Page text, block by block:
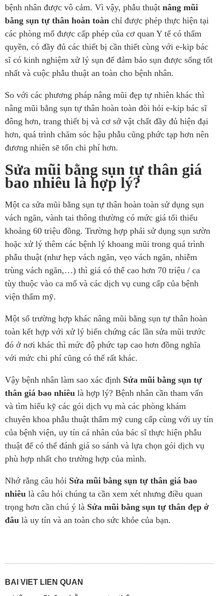
bệnh nhân được vô cảm. Vì vậy, phẫu thuật nâng mũi
bằng sụn tự thân hoàn toàn chỉ được phép thực hiện tại
các phòng mổ được cấp phép của cơ quan Y tế có thẩm
quyền, có đầy đủ các thiết bị cần thiết cùng với e-kip bác
sĩ có kinh nghiệm xử lý sụn để đảm bảo sụn được sống tốt
nhất và cuộc phẫu thuật an toàn cho bệnh nhân.
So với các phương pháp nâng mũi đẹp tự nhiên khác thì
nâng mũi bằng sụn tự thân hoàn toàn đòi hỏi e-kip bác sĩ
đông hơn, trang thiết bị và cơ sở vật chất đầy đủ hiện đại
hơn, quá trình chăm sóc hậu phẫu cũng phức tạp hơn nên
đương nhiên sẽ tốn chi phí hơn.
Sửa mũi bằng sụn tự thân giá
bao nhiêu là hợp lý?
Một ca sửa mũi bằng sụn tự thân hoàn toàn sử dụng sụn
vách ngăn, vành tai thông thường có mức giá tối thiểu
khoảng 60 triệu đồng. Trường hợp phải sử dụng sụn sườn
hoặc xử lý thêm các bệnh lý khoang mũi trong quá trình
phẫu thuật (như hẹp vách ngăn, vẹo vách ngăn, nhiễm
trùng vách ngăn,…) thì giá có thể cao hơn 70 triệu / ca
tùy thuộc vào ca mổ và các dịch vụ cung cấp của bệnh
viện thẩm mỹ.
Một số trường hợp khác nâng mũi bằng sụn tự thân hoàn
toàn kết hợp với xử lý biến chứng các lần sửa mũi trước
đó ở nơi khác thì mức độ phức tạp cao hơn đồng nghĩa
với mức chi phí cũng có thể rất khác.
Vậy bệnh nhân làm sao xác định Sửa mũi bằng sụn tự
thân giá bao nhiêu là hợp lý? Bệnh nhân cần tham vấn
và tìm hiểu kỹ các gói dịch vụ mà các phòng khám
chuyên khoa phẫu thuật thẩm mỹ cung cấp cùng với uy tín
của bệnh viện, uy tín cá nhân của bác sĩ thực hiện phẫu
thuật để có thể đánh giá so sánh và lựa chọn gói dịch vụ
phù hợp nhất cho trường hợp của mình.
Nhớ rằng câu hỏi Sửa mũi bằng sụn tự thân giá bao
nhiêu là câu hỏi chúng ta cần xem xét nhưng điều quan
trọng hơn cần chú ý là Sửa mũi bằng sụn tự thân đẹp ở
đâu là uy tín và an toàn cho sức khỏe của bạn.
BÀI VIẾT LIÊN QUAN